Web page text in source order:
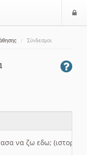
Σύνδεσμοι
να ζω εδω; (ιστορια)